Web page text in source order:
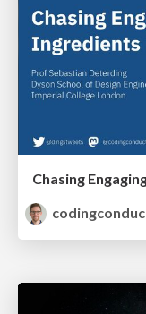
Chasing